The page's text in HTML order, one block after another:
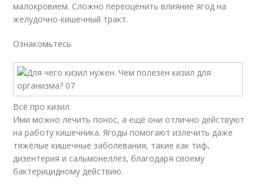
малокровием. Сложно переоценить влияние ягод на
желудочно-кишечный тракт.
Ознакомьтесь
Всё про кизил
Ими можно лечить понос, а ещё они отлично действуют
на работу кишечника. Ягоды помогают излечить даже
тяжёлые кишечные заболевания, такие как тиф,
дизентерия и сальмонеллёз, благодаря своему
бактерицидному действию.